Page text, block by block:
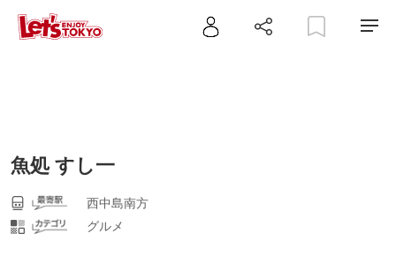
魚処 すし一
西中島南方
グルメ